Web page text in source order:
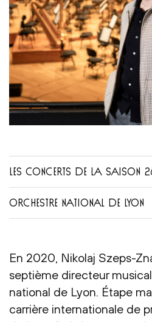
LES CONCERTS DE LA SAISON
ORCHESTRE NATIONAL DE LYON
En 2020, Nikolaj Szeps-
septième directeur
national de Lyon. Étape
carrière internationale de